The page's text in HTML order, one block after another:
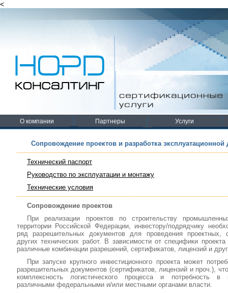
<
О компании Партнеры Услуги
Сопровождение проектов и разработка эксплуатационной
Технический паспорт
Руководство по эксплуатации и монтажу
Технические условия
Сопровождение проектов
При реализации проектов по строительству
территории Российской Федерации, инвестору/подрядчику
ряд разрешительных документов для проведения проектных,
других технических работ. В зависимости от специфики
различные комбинации разрешений, сертификатов, лицензий и
При запуске крупного инвестиционного проекта может
разрешительных документов (сертификатов, лицензий и проч.),
комплексность логистического процесса и потребность в
различными федеральными и/или местными органами власти.